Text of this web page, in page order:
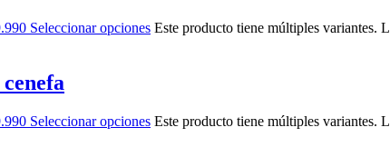
Seleccionar opciones Este producto tiene múltiples variantes.
Seleccionar opciones Este producto tiene múltiples variantes.